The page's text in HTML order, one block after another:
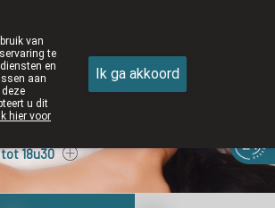
050/82 28 83
18u30
van
te
en
aan
u dit
hier voor
Ik ga akkoord